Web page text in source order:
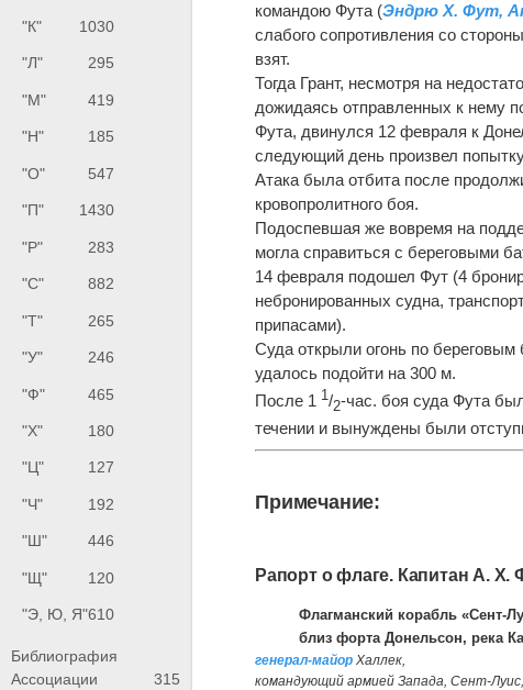
"К" 1030
"Л" 295
"М" 419
"Н" 185
"О" 547
"П" 1430
"Р" 283
"С" 882
"Т" 265
"У" 246
"Ф" 465
"Х" 180
"Ц" 127
"Ч" 192
"Ш" 446
"Щ" 120
"Э, Ю, Я"610
Библиография
Ассоциации
315
командою Фута (Эндрю Х. Фут,
слабого сопротивления со
взят.
Тогда Грант, несмотря на
дожидаясь отправленных к нему
Фута, двинулся 12 февраля к
следующий день произвел
Атака была отбита после
кровопролитного боя.
Подоспевшая же вовремя на
могла справиться с береговыми
14 февраля подошел Фут (4
небронированных судна,
припасами).
Суда открыли огонь по
удалось подойти на 300 м.
После 1 1/2-час. боя суда Фута
течении и вынуждены были
Примечание:
Рапорт о флаге. Капитан А.
Флагманский корабль «Сент-
близ форта Донельсон, река
генерал-майор Халлек,
командующий армией Запада, Сент-